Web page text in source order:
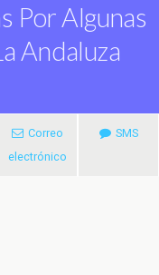
Por Algunas
Andaluza
Correo
electrónico
SMS